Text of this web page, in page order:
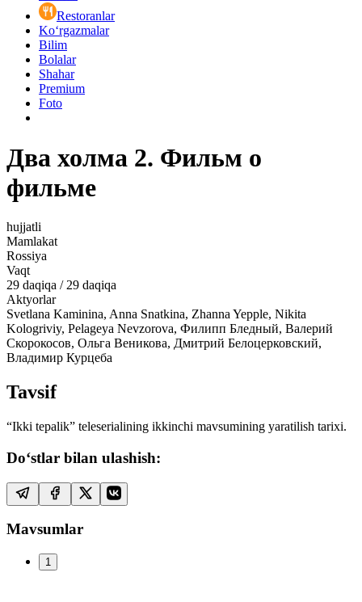
Restoranlar
Ko‘rgazmalar
Bilim
Bolalar
Shahar
Premium
Foto
Два холма 2. Фильм о
фильме
hujjatli
Mamlakat
Rossiya
Vaqt
29 daqiqa / 29 daqiqa
Aktyorlar
Svetlana Kaminina, Anna Snatkina, Zhanna Yepple, Nikita
Kologriviy, Pelageya Nevzorova, Филипп Бледный, Валерий
Скорокосов, Ольга Веникова, Дмитрий Белоцерковский,
Владимир Курцеба
Tavsif
“Ikki tepalik” teleserialining ikkinchi mavsumining yaratilish tarixi.
Do‘stlar bilan ulashish:
Mavsumlar
1